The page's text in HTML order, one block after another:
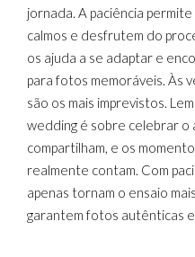
jornada. A paciência
calmos e desfrutem do
os ajuda a se adaptar e
para fotos memoráveis. Às
são os mais imprevistos.
wedding é sobre celebrar o
compartilham, e os
realmente contam. Com
apenas tornam o ensaio
garantem fotos autênticas